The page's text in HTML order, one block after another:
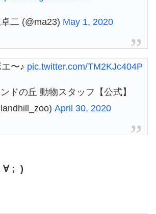
二 (@ma23) May 1, 2020
〜♪ pic.twitter.com/TM2KJc404P
ドの丘 動物スタッフ【公式】
April 30, 2020
∀； )